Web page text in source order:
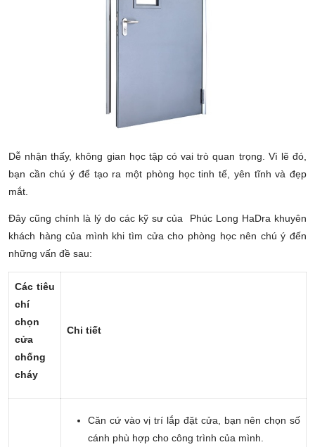
Dễ nhận thấy, không gian học tập có vai trò quan trọng. Vì lẽ đó,
bạn cần chú ý để tạo ra một phòng học tinh tế, yên tĩnh và đẹp
mắt.
Đây cũng chính là lý do các kỹ sư của Phúc Long HaDra khuyên
khách hàng của mình khi tìm cửa cho phòng học nên chú ý đến
những vấn đề sau:
Các tiêu
chí
chọn
cửa
chống
cháy
Chi tiết
Căn cứ vào vị trí lắp đặt cửa, bạn nên chọn số
cánh phù hợp cho công trình của mình.